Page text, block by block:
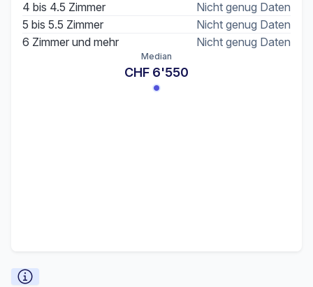
4 bis 4.5 Zimmer
Nicht genug Daten
5 bis 5.5 Zimmer
Nicht genug Daten
6 Zimmer und mehr
Nicht genug Daten
Median
CHF 6'550